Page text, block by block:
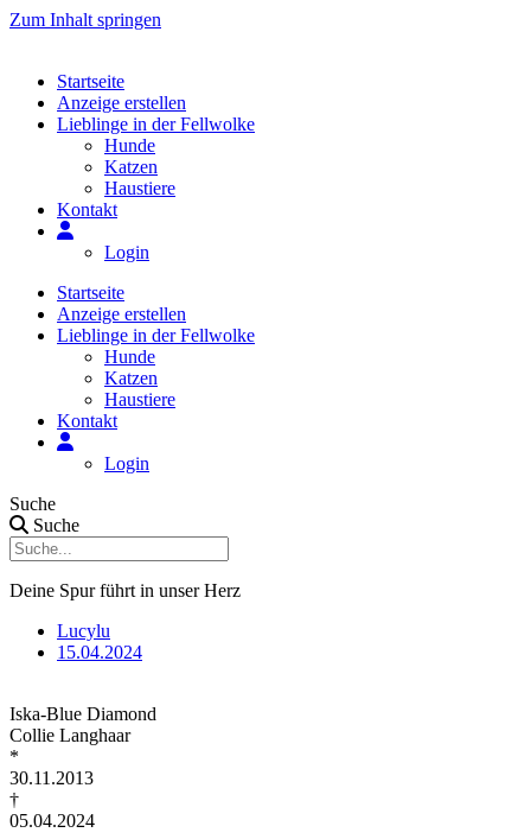
Zum Inhalt springen
Startseite
Anzeige erstellen
Lieblinge in der Fellwolke
Hunde
Katzen
Haustiere
Kontakt
Login
Startseite
Anzeige erstellen
Lieblinge in der Fellwolke
Hunde
Katzen
Haustiere
Kontakt
Login
Suche
Suche
Deine Spur führt in unser Herz
Lucylu
15.04.2024
Iska-Blue Diamond
Collie Langhaar
*
30.11.2013
†
05.04.2024